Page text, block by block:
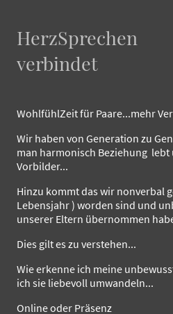
HerzSprechen
verbindet
WohlfühlZeit für Paare...mehr
Wir haben von Generation zu
man harmonisch Beziehung lebt
Vorbilder...
Hinzu kommt das wir nonverbal
Lebensjahr ) worden sind und
unserer Eltern übernommen
Dies gilt es zu verstehen...
Wie erkenne ich meine
ich sie liebevoll umwandeln...
Online oder Präsenz